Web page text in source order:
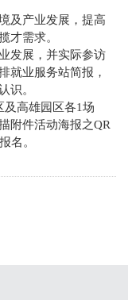
及产业发展，提高
才需求。
发展，并实际参访
就业服务站简报，
识。
及高雄园区各1场
附件活动海报之QR
名。